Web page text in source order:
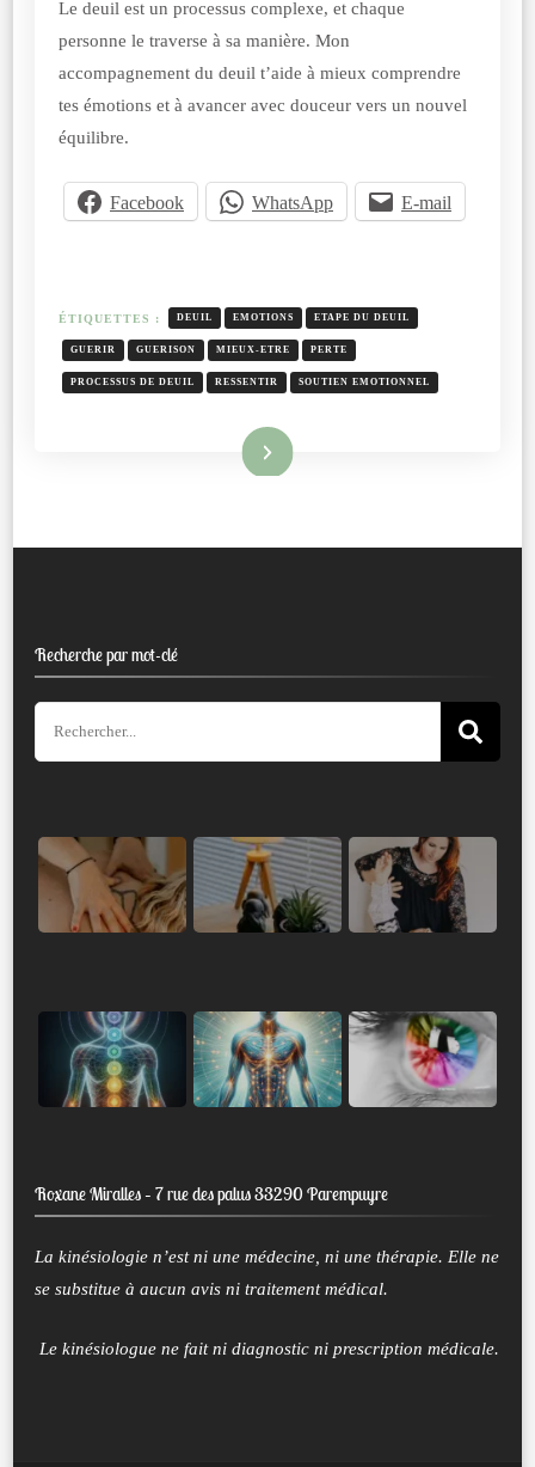
Le deuil est un processus complexe, et chaque
personne le traverse à sa manière. Mon
accompagnement du deuil t’aide à mieux comprendre
tes émotions et à avancer avec douceur vers un nouvel
équilibre.
Facebook WhatsApp E-mail
ÉTIQUETTES : DEUIL EMOTIONS ETAPE DU DEUIL
GUERIR GUERISON MIEUX-ETRE PERTE
PROCESSUS DE DEUIL RESSENTIR SOUTIEN EMOTIONNEL
Lire la suite
Recherche par mot-clé
Roxane Miralles – 7 rue des palus 33290 Parempuyre
La kinésiologie n’est ni une médecine, ni une thérapie. Elle ne
se substitue à aucun avis ni traitement médical.
Le kinésiologue ne fait ni diagnostic ni prescription médicale.